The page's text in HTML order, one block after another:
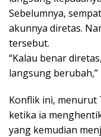
Sebelumnya,
akunnya diretas.
tersebut.
“Kalau benar
langsung berubah,”
Konflik ini, menurut
ketika ia
yang kemudian